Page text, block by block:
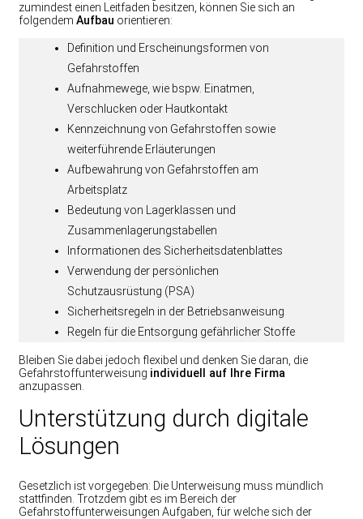
zumindest einen Leitfaden besitzen, können Sie sich an
folgendem Aufbau orientieren:
Definition und Erscheinungsformen von
Gefahrstoffen
Aufnahmewege, wie bspw. Einatmen,
Verschlucken oder Hautkontakt
Kennzeichnung von Gefahrstoffen sowie
weiterführende Erläuterungen
Aufbewahrung von Gefahrstoffen am
Arbeitsplatz
Bedeutung von Lagerklassen und
Zusammenlagerungstabellen
Informationen des Sicherheitsdatenblattes
Verwendung der persönlichen
Schutzausrüstung (PSA)
Sicherheitsregeln in der Betriebsanweisung
Regeln für die Entsorgung gefährlicher Stoffe
Bleiben Sie dabei jedoch flexibel und denken Sie daran, die
Gefahrstoffunterweisung individuell auf Ihre Firma
anzupassen.
Unterstützung durch digitale
Lösungen
Gesetzlich ist vorgegeben: Die Unterweisung muss mündlich
stattfinden. Trotzdem gibt es im Bereich der
Gefahrstoffunterweisungen Aufgaben, für welche sich der